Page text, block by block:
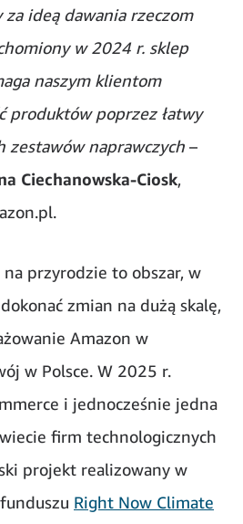
za ideą dawania rzeczom
w 2024 r. sklep
naszym klientom
produktów poprzez łatwy
zestawów naprawczych –
Ciechanowska-Ciosk,
przyrodzie to obszar, w
zmian na dużą skalę,
Amazon w
w Polsce. W 2025 r.
i jednocześnie jedna
firm technologicznych
projekt realizowany w
Right Now Climate